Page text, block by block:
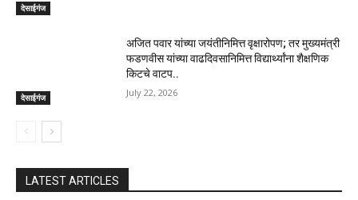
देसाईगंज
देसाईगंज
अजित पवार यांच्या जयंतीनिमित्त वृक्षारोपण; तर मुख्यमंत्री
फडणवीस यांच्या वाढदिवसानिमित्त विद्यार्थ्यांना शैक्षणिक
किटचे वाटप..
July 22, 2026
LATEST ARTICLES